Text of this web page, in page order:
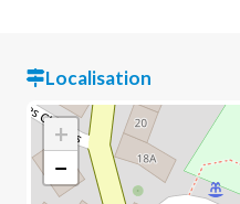
Localisation
+
−